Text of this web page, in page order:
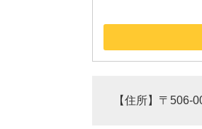
【住所】〒506-